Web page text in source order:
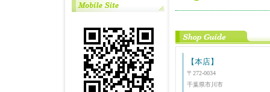
【本店】
〒272-0034
千葉県市川市